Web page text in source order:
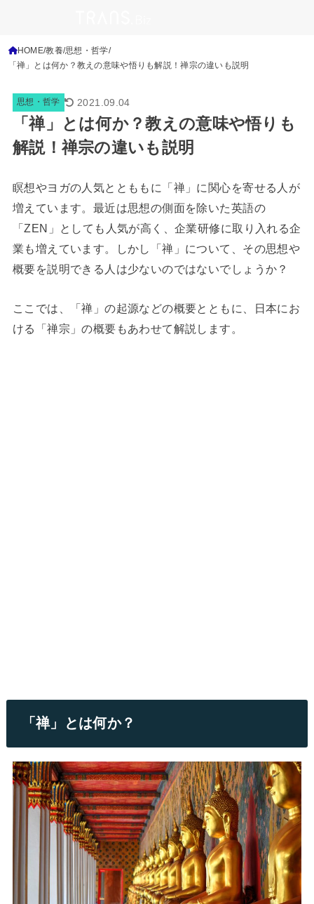
HOME 教養 思想・哲学
「禅」とは何か？教えの意味や悟りも解説！禅宗の違いも説明
思想・哲学 2021.09.04
「禅」とは何か？教えの意味や悟りも
解説！禅宗の違いも説明
瞑想やヨガの人気ととももに「禅」に関心を寄せる人が
増えています。最近は思想の側面を除いた英語の
「ZEN」としても人気が高く、企業研修に取り入れる企
業も増えています。しかし「禅」について、その思想や
概要を説明できる人は少ないのではないでしょうか？
ここでは、「禅」の起源などの概要とともに、日本にお
ける「禅宗」の概要もあわせて解説します。
「禅」とは何か？